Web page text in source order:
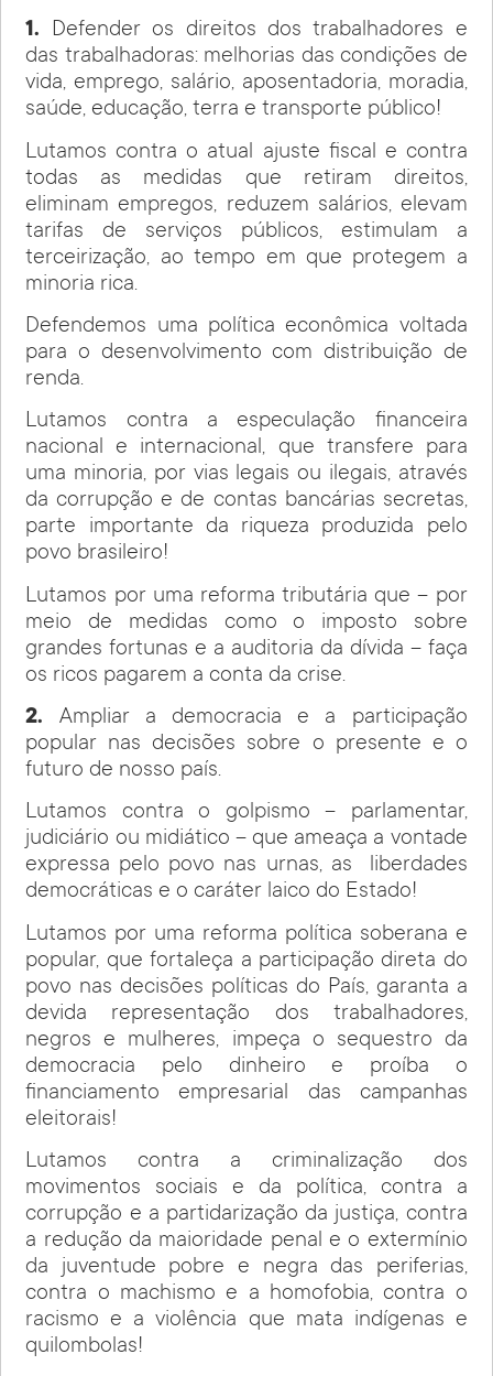
1. Defender os direitos dos trabalhadores e
das trabalhadoras: melhorias das condições de
vida, emprego, salário, aposentadoria, moradia,
saúde, educação, terra e transporte público!
Lutamos contra o atual ajuste fiscal e contra
todas as medidas que retiram direitos,
eliminam empregos, reduzem salários, elevam
tarifas de serviços públicos, estimulam a
terceirização, ao tempo em que protegem a
minoria rica.
Defendemos uma política econômica voltada
para o desenvolvimento com distribuição de
renda.
Lutamos contra a especulação financeira
nacional e internacional, que transfere para
uma minoria, por vias legais ou ilegais, através
da corrupção e de contas bancárias secretas,
parte importante da riqueza produzida pelo
povo brasileiro!
Lutamos por uma reforma tributária que – por
meio de medidas como o imposto sobre
grandes fortunas e a auditoria da dívida – faça
os ricos pagarem a conta da crise.
2. Ampliar a democracia e a participação
popular nas decisões sobre o presente e o
futuro de nosso país.
Lutamos contra o golpismo – parlamentar,
judiciário ou midiático – que ameaça a vontade
expressa pelo povo nas urnas, as liberdades
democráticas e o caráter laico do Estado!
Lutamos por uma reforma política soberana e
popular, que fortaleça a participação direta do
povo nas decisões políticas do País, garanta a
devida representação dos trabalhadores,
negros e mulheres, impeça o sequestro da
democracia pelo dinheiro e proíba o
financiamento empresarial das campanhas
eleitorais!
Lutamos contra a criminalização dos
movimentos sociais e da política, contra a
corrupção e a partidarização da justiça, contra
a redução da maioridade penal e o extermínio
da juventude pobre e negra das periferias,
contra o machismo e a homofobia, contra o
racismo e a violência que mata indígenas e
quilombolas!